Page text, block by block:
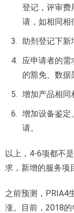
登记，评审费
请，如相同相
助剂登记下新
应申请者的需
的豁免、数据
增加产品相同
增加设备鉴定
请。
以上，4-6项都不
求，新增的服务项
之前预测，PRIA4
涨。目前，2018